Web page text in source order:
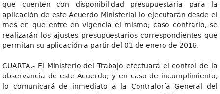
que cuenten con disponibilidad presupuestaria para la
aplicación de este Acuerdo Ministerial lo ejecutarán desde el
mes en que entre en vigencia el mismo; caso contrario, se
realizarán los ajustes presupuestarios correspondientes que
permitan su aplicación a partir del 01 de enero de 2016.
CUARTA.- El Ministerio del Trabajo efectuará el control de la
observancia de este Acuerdo; y en caso de incumplimiento,
lo comunicará de inmediato a la Contraloría General del